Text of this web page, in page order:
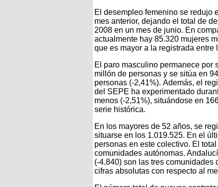
El desempleo femenino se redujo
mes anterior, dejando el total de
2008 en un mes de junio. En
actualmente hay 85.320 mujeres
que es mayor a la registrada
El paro masculino permanece por
millón de personas y se sitúa en
personas (-2,41%). Además, el
del SEPE ha experimentado
menos (-2,51%), situándose en
serie histórica.
En los mayores de 52 años, se
situarse en los 1.019.525. En el
personas en este colectivo. El
comunidades autónomas.
(-4.840) son las tres
cifras absolutas con respecto al